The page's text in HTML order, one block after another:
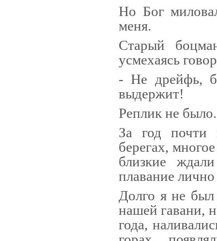
Но Бог
меня.
Старый
усмехаясь
- Не дрейфь,
выдержит!
Реплик не было.
За год почти
берегах,
близкие
плавание
Долго я не
нашей га­вани,
года,